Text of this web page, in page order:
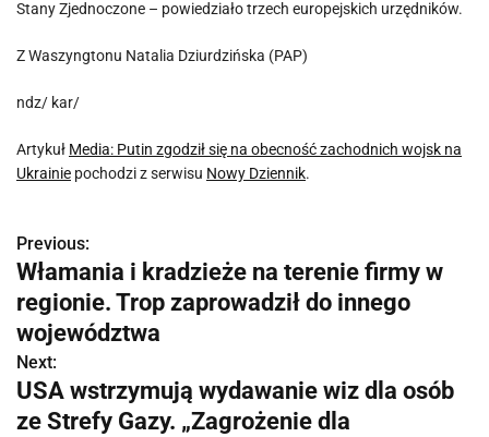
Stany Zjednoczone – powiedziało trzech europejskich urzędników.
Z Waszyngtonu Natalia Dziurdzińska (PAP)
ndz/ kar/
Artykuł Media: Putin zgodził się na obecność zachodnich wojsk na
Ukrainie pochodzi z serwisu Nowy Dziennik.
N
a
w
i
g
Previous:
Włamania i kradzieże na terenie firmy w
regionie. Trop zaprowadził do innego
województwa
Next:
USA wstrzymują wydawanie wiz dla osób
ze Strefy Gazy. „Zagrożenie dla